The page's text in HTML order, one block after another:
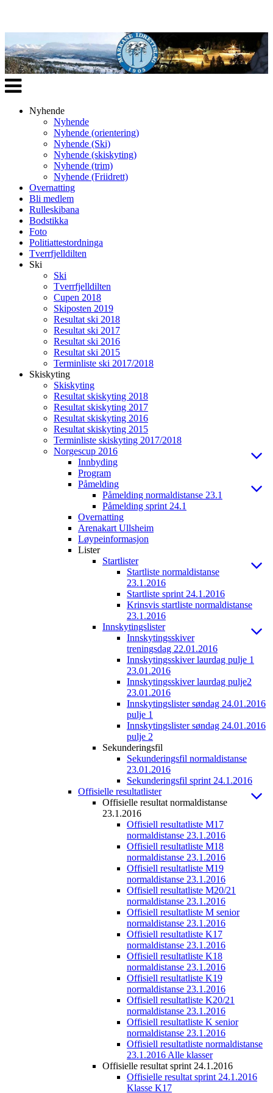
Veksle
navigasjon
Nyhende
Nyhende
Nyhende (orientering)
Nyhende (Ski)
Nyhende (skiskyting)
Nyhende (trim)
Nyhende (Friidrett)
Overnatting
Bli medlem
Rulleskibana
Bodstikka
Foto
Politiattestordninga
Tverrfjelldilten
Ski
Ski
Tverrfjelldilten
Cupen 2018
Skiposten 2019
Resultat ski 2018
Resultat ski 2017
Resultat ski 2016
Resultat ski 2015
Terminliste ski 2017/2018
Skiskyting
Skiskyting
Resultat skiskyting 2018
Resultat skiskyting 2017
Resultat skiskyting 2016
Resultat skiskyting 2015
Terminliste skiskyting 2017/2018
Norgescup 2016
Innbyding
Program
Påmelding
Påmelding normaldistanse 23.1
Påmelding sprint 24.1
Overnatting
Arenakart Ullsheim
Løypeinformasjon
Lister
Startlister
Startliste normaldistanse
23.1.2016
Startliste sprint 24.1.2016
Krinsvis startliste normaldistanse
23.1.2016
Innskytingslister
Innskytingsskiver
treningsdag 22.01.2016
Innskytingsskiver laurdag pulje 1
23.01.2016
Innskytingsskiver laurdag pulje2
23.01.2016
Innskytingslister søndag 24.01.2016
pulje 1
Innskytingslister søndag 24.01.2016
pulje 2
Sekunderingsfil
Sekunderingsfil normaldistanse
23.01.2016
Sekunderingsfil sprint 24.1.2016
Offisielle resultatlister
Offisielle resultat normaldistanse
23.1.2016
Offisiell resultatliste M17
normaldistanse 23.1.2016
Offisiell resultatliste M18
normaldistanse 23.1.2016
Offisiell resultatliste M19
normaldistanse 23.1.2016
Offisiell resultatliste M20/21
normaldistanse 23.1.2016
Offisiell resultatliste M senior
normaldistanse 23.1.2016
Offisiell resultatliste K17
normaldistanse 23.1.2016
Offisiell resultatliste K18
normaldistanse 23.1.2016
Offisiell resultatliste K19
normaldistanse 23.1.2016
Offisiell resultatliste K20/21
normaldistanse 23.1.2016
Offisiell resultatliste K senior
normaldistanse 23.1.2016
Offisiell resultatliste normaldistanse
23.1.2016 Alle klasser
Offisielle resultat sprint 24.1.2016
Offisielle resultat sprint 24.1.2016
Klasse K17